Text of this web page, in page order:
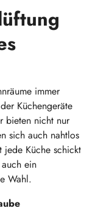
immer
Küchengeräte
bieten nicht nur
sich auch nahtlos
Küche schickt
ein
Wahl.